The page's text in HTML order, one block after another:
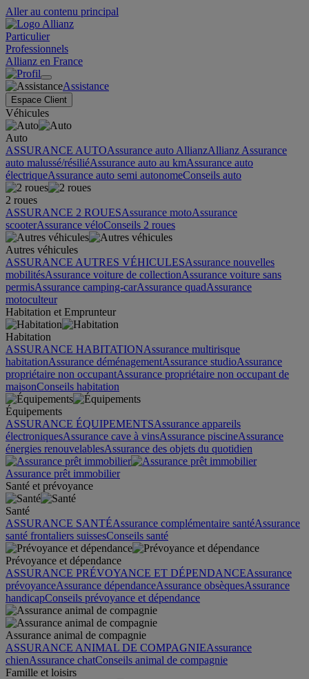
Aller au contenu principal
Particulier
Professionnels
Allianz en France
Assistance
Espace Client
Véhicules
Auto
ASSURANCE AUTOAssurance auto AllianzAllianz Assurance
auto malussé/résiliéAssurance auto au kmAssurance auto
électriqueAssurance auto semi autonomeConseils auto
2 roues
ASSURANCE 2 ROUESAssurance motoAssurance
scooterAssurance véloConseils 2 roues
Autres véhicules
ASSURANCE AUTRES VÉHICULESAssurance nouvelles
mobilitésAssurance voiture de collectionAssurance voiture sans
permisAssurance camping-carAssurance quadAssurance
motoculteur
Habitation et Emprunteur
Habitation
ASSURANCE HABITATIONAssurance multirisque
habitationAssurance déménagementAssurance studioAssurance
propriétaire non occupantAssurance propriétaire non occupant de
maisonConseils habitation
Équipements
ASSURANCE ÉQUIPEMENTSAssurance appareils
électroniquesAssurance cave à vinsAssurance piscineAssurance
énergies renouvelablesAssurance des objets du quotidien
Assurance prêt immobilier
Santé et prévoyance
Santé
ASSURANCE SANTÉAssurance complémentaire santéAssurance
santé frontaliers suissesConseils santé
Prévoyance et dépendance
ASSURANCE PRÉVOYANCE ET DÉPENDANCEAssurance
prévoyanceAssurance dépendanceAssurance obsèquesAssurance
handicapConseils prévoyance et dépendance
Assurance animal de compagnie
ASSURANCE ANIMAL DE COMPAGNIEAssurance
chienAssurance chatConseils animal de compagnie
Famille et loisirs